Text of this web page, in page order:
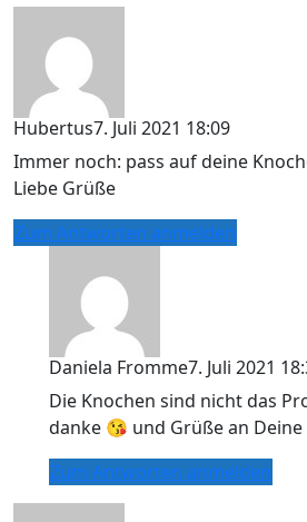
Hubertus7. Juli 2021 18:09
Immer noch: pass auf deine
Liebe Grüße
Zum Antworten anmelden
Daniela Fromme7. Juli 2021
Die Knochen sind nicht das
danke 😘 und Grüße an Deine
Zum Antworten anmelden